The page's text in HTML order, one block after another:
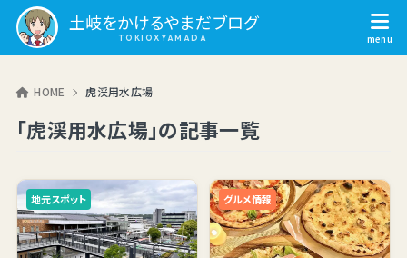
土岐をかけるやまだブログ
HOME 虎渓用水広場
「虎渓用水広場」の記事一覧
地元スポット グルメ情報